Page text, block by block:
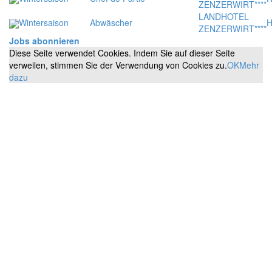
ZENZERWIRT****
Wintersaison
Abwäscher
LANDHOTEL
ZENZERWIRT****
Jobs abonnieren
Diese Seite verwendet Cookies. Indem Sie auf dieser Seite
verweilen, stimmen Sie der Verwendung von Cookies zu.OKMehr
dazu